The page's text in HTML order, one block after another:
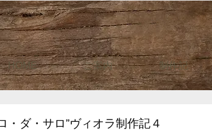
HOME ご案内 制作記
・ダ・サロ”ヴィオラ制作記４